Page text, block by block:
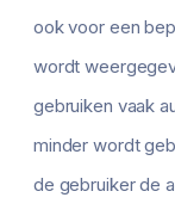
ook voor een
wordt
gebruiken vaak
minder wordt
de gebruiker de